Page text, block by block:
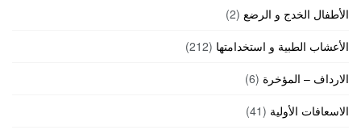
الأطفال الخدج و الرضع (2)
الأعشاب الطبية و استخدامتها (212)
الارداف – المؤخرة (6)
الاسعافات الأولية (41)